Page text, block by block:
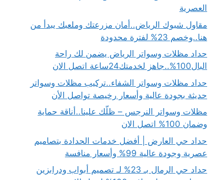
العصرية
مقاول شبوك الرياض..أمان مزرعتك وملعبك يبدأ من
هنا..وخصم 23% لفترة محدودة
حداد مظلات وسواتر الرياض يضمن لك راحة
البال100%..جاهز لخدمتك24ساعة اتصل الان
حداد مظلات وسواتر الشفاء..تركيب مظلات وسواتر
حديثة بجودة عالية وأسعار رخيصة تواصل الأن
مظلات وسواتر النرجس – ظلّك علينا..أناقة حماية
وضمان 100% اتصل الان
حداد حي العارض | أفضل خدمات الحدادة بتصاميم
عصرية وجودة عالية 99% وأسعار منافسة
حداد حي الرمال بـ 23% لـ تصميم أبواب ودرابزين